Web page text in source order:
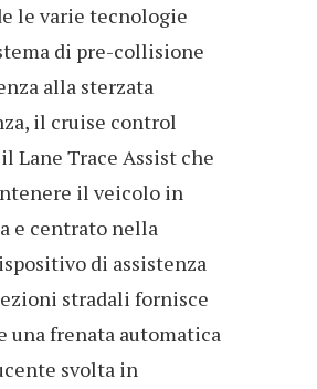
le varie tecnologie
di pre-collisione
alla sterzata
il cruise control
Lane Trace Assist che
il veicolo in
e centrato nella
di assistenza
stradali fornisce
una frenata automatica
svolta in